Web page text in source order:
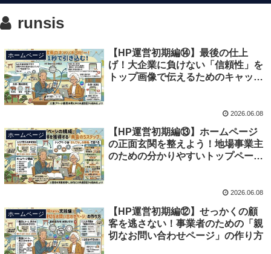
runsis
ホームページ
【HP運営初期編⑭】最後の仕上
げ！大企業に負けない「信頼性」を
トップ画像で伝えるためのキャッチ
2026.06.08
ホームページ
【HP運営初期編⑬】ホームページ
の正面玄関を整えよう！地場事業主
のための分かりやすいトップページ
2026.06.08
ホームページ
【HP運営初期編⑫】せっかくの顧
客を逃さない！事業者のための「親
切なお問い合わせページ」の作り方